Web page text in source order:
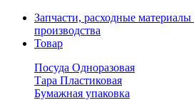
Запчасти, расходные
производства
Товар
Посуда Одноразовая
Тара Пластиковая
Бумажная упаковка